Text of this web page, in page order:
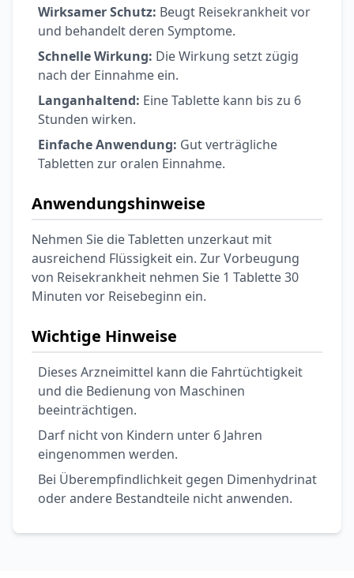
Wirksamer Schutz: Beugt Reisekrankheit vor
und behandelt deren Symptome.
Schnelle Wirkung: Die Wirkung setzt zügig
nach der Einnahme ein.
Langanhaltend: Eine Tablette kann bis zu 6
Stunden wirken.
Einfache Anwendung: Gut verträgliche
Tabletten zur oralen Einnahme.
Anwendungshinweise
Nehmen Sie die Tabletten unzerkaut mit
ausreichend Flüssigkeit ein. Zur Vorbeugung
von Reisekrankheit nehmen Sie 1 Tablette 30
Minuten vor Reisebeginn ein.
Wichtige Hinweise
Dieses Arzneimittel kann die Fahrtüchtigkeit
und die Bedienung von Maschinen
beeinträchtigen.
Darf nicht von Kindern unter 6 Jahren
eingenommen werden.
Bei Überempfindlichkeit gegen Dimenhydrinat
oder andere Bestandteile nicht anwenden.